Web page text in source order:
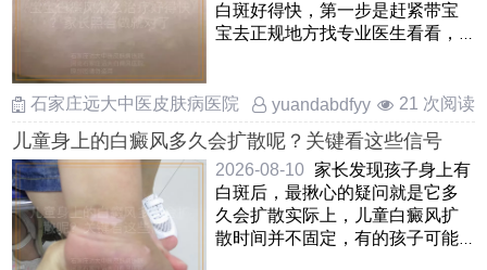
白斑好得快，第一步是赶紧带宝
宝去正规地方找专业医生看看，
石家庄远大中医皮肤病医院
yuandabdfyy 21 次阅读
儿童身上的白癜风多久会扩散呢？关键看这些信号
2026-08-10 家长发现孩子身上有
白斑后，最揪心的疑问就是它多
久会扩散实际上，儿童白癜风扩
散时间并不固定，有的孩子可能